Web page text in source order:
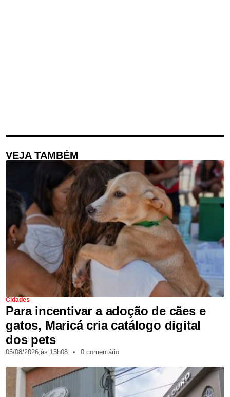
VEJA TAMBÉM
Cidades
Para incentivar a adoção de cães e
gatos, Maricá cria catálogo digital
dos pets
05/08/2026,às 15h08 • 0 comentário